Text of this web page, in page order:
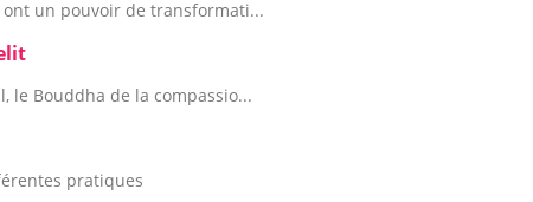
un pouvoir de transformati...
le Bouddha de la compassio...
pratiques